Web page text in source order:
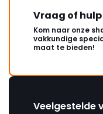
Vraag of
Kom naar onze
vakkundige
maat te bieden!
Veelgestelde